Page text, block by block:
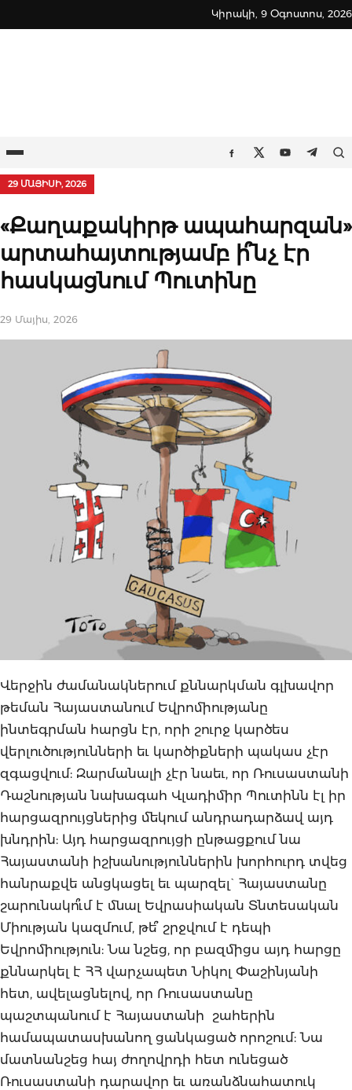
to
Կիրակի, 9 Օգոստոս, 2026
Ընտրացանկ Facebook
TwitterYoutube
29 ՄԱՅԻՍԻ, 2026
«Քաղաքակիրթ ապահարզան»
արտահայտությամբ ի՞նչ էր
հասկացնում Պուտինը
29 Մայիս, 2026
Վերջին ժամանակներում քննարկման գլխավոր
թեման Հայաստանում Եվրոմիությանը
ինտեգրման հարցն էր, որի շուրջ կարծես
վերլուծությունների եւ կարծիքների պակաս չէր
զգացվում: Զարմանալի չէր նաեւ, որ Ռուսաստանի
Դաշնության նախագահ Վլադիմիր Պուտինն էլ իր
հարցազրույցներից մեկում անդրադարձավ այդ
խնդրին: Այդ հարցազրույցի ընթացքում նա
Հայաստանի իշխանություններին խորհուրդ տվեց
հանրաքվե անցկացել եւ պարզել` Հայաստանը
շարունակո՞ւմ է մնալ Եվրասիական Տնտեսական
Միության կազմում, թե՞ շրջվում է դեպի
Եվրոմիություն: Նա նշեց, որ բազմիցս այդ հարցը
քննարկել է ՀՀ վարչապետ Նիկոլ Փաշինյանի
հետ, ավելացնելով, որ Ռուսաստանը
պաշտպանում է Հայաստանի շահերին
համապատասխանող ցանկացած որոշում: Նա
մատնանշեց հայ ժողովրդի հետ ունեցած
Ռուսաստանի դարավոր եւ առանձնահատուկ